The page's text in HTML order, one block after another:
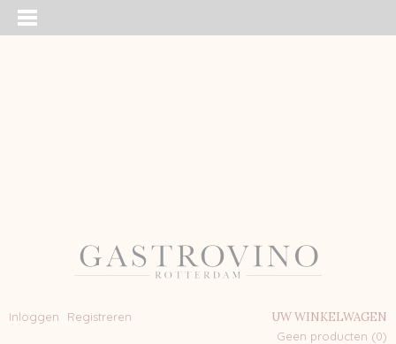
Inloggen Registreren UW WINKELWAGEN
Geen producten (0)